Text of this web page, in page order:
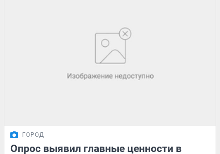
ГОРОД
Опрос выявил главные ценности в